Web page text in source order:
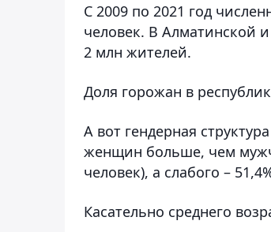
С 2009 по 2021 год
человек. В Алматинской
2 млн жителей.
Доля горожан в
А вот гендерная
женщин больше, чем
человек), а слабого –
Касательно среднего